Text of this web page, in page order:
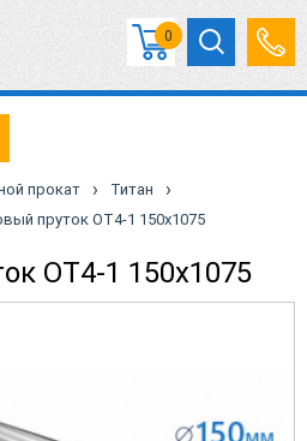
0
прокат › Титан ›
пруток ОТ4-1 150х1075
ОТ4-1 150х1075